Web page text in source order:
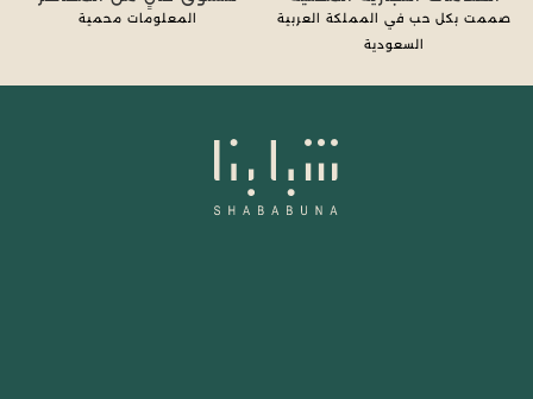
صممت بكل حب في المملكة العربية
السعودية
المعلومات محمية